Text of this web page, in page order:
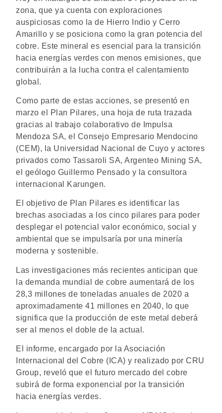
zona, que ya cuenta con exploraciones
auspiciosas como la de Hierro Indio y Cerro
Amarillo y se posiciona como la gran potencia del
cobre. Este mineral es esencial para la transición
hacia energías verdes con menos emisiones, que
contribuirán a la lucha contra el calentamiento
global.
Como parte de estas acciones, se presentó en
marzo el Plan Pilares, una hoja de ruta trazada
gracias al trabajo colaborativo de Impulsa
Mendoza SA, el Consejo Empresario Mendocino
(CEM), la Universidad Nacional de Cuyo y actores
privados como Tassaroli SA, Argenteo Mining SA,
el geólogo Guillermo Pensado y la consultora
internacional Karungen.
El objetivo de Plan Pilares es identificar las
brechas asociadas a los cinco pilares para poder
desplegar el potencial valor económico, social y
ambiental que se impulsaría por una minería
moderna y sostenible.
Las investigaciones más recientes anticipan que
la demanda mundial de cobre aumentará de los
28,3 millones de toneladas anuales de 2020 a
aproximadamente 41 millones en 2040, lo que
significa que la producción de este metal deberá
ser al menos el doble de la actual.
El informe, encargado por la Asociación
Internacional del Cobre (ICA) y realizado por CRU
Group, reveló que el futuro mercado del cobre
subirá de forma exponencial por la transición
hacia energías verdes.